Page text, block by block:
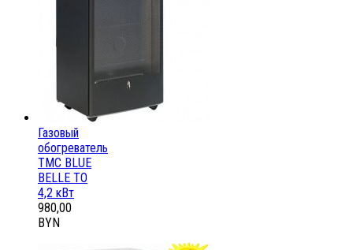
Газовый
обогреватель
ТМС BLUE
BELLE ТО
4,2 кВт
980,00
BYN